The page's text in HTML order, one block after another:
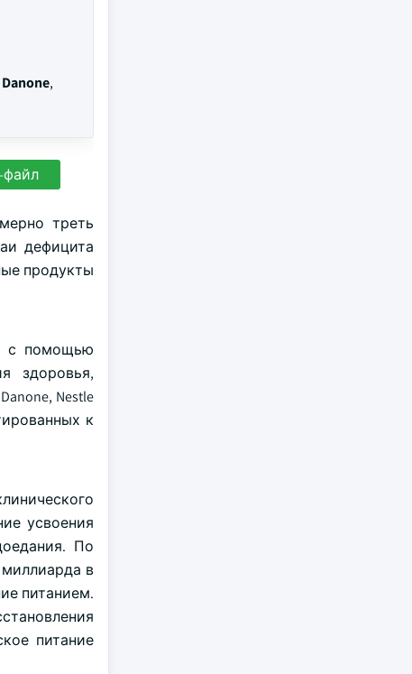
,
файл
треть
дефицита
продукты
с помощью
здоровья,
Nestle
к
усвоения
По
миллиарда в
питанием.
питание